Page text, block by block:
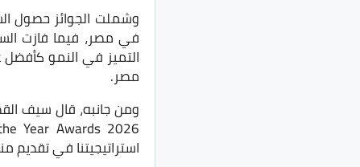
وشملت الجوائز حصول
في مصر، فيما فازت
التميز في النمو
مصر.
استراتيجيتنا في